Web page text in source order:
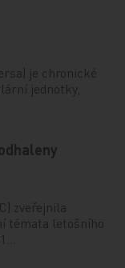
je chronické
jednotky,
zveřejnila
témata letošního